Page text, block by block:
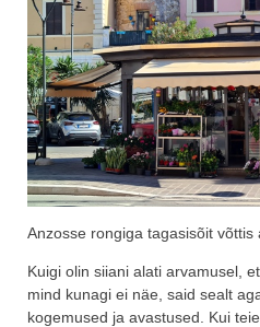
Anzosse rongiga tagasisõit võttis
Kuigi olin siiani alati arvamusel,
mind kunagi ei näe, said sealt
kogemused ja avastused. Kui